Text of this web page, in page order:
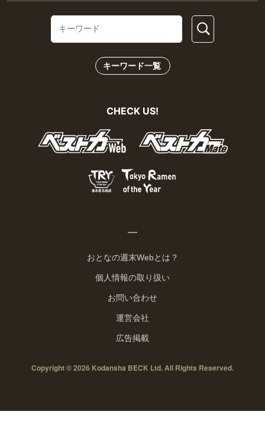
キーワード一覧
CHECK US!
おとなの週末Webとは？
個人情報の取り扱い
お問い合わせ
運営会社
広告掲載
Copyright © 2026 Kodansha BECK Ltd. All Rights Reserved.